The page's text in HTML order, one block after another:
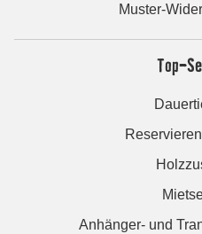
Muster-
Top-
Anhänger- und